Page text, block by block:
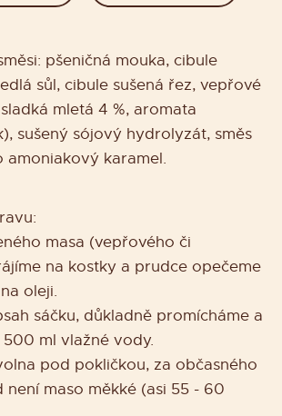
pšeničná mouka, cibule
sůl, cibule sušená řez, vepřové
mletá 4 %, aromata
sušený sójový hydrolyzát, směs
amoniakový karamel.
masa (vepřového či
na kostky a prudce opečeme
oleji.
sáčku, důkladně promícháme a
ml vlažné vody.
pod pokličkou, za občasného
není maso měkké (asi 55 - 60